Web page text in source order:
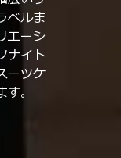
ベルま
エーシ
ナイト
ーツケ
。